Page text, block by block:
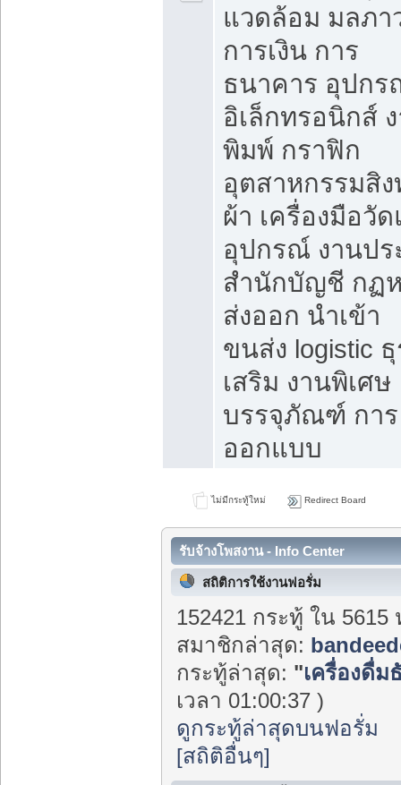
แวดล้อม มลภา
การเงิน การ
ธนาคาร อุปก
อิเล็กทรอนิกส์
พิมพ์ กราฟิก
อุตสาหกรรมสิ
ผ้า เครื่องมือวั
อุปกรณ์ งานปร
สำนักบัญชี กฏ
ส่งออก นำเข้า
ขนส่ง logistic
เสริม งานพิเศษ
บรรจุภัณฑ์ การ
ออกแบบ
ไม่มีกระทู้ใหม่ Redirect Board
รับจ้างโพสงาน - Info Center
สถิติการใช้งานฟอรั่ม
152421 กระทู้ ใน
สมาชิกล่าสุด:
กระทู้ล่าสุด: "เครื่องดื่
เวลา 01:00:37 )
ดูกระทู้ล่าสุดบนฟอรั่ม
[สถิติอื่นๆ]